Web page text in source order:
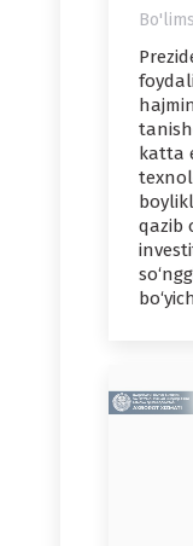
katta
qazib